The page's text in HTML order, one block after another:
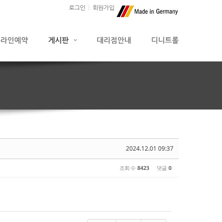
로그인 회원가입
2024.12.01 09:37
조회 수 8423 댓글 0